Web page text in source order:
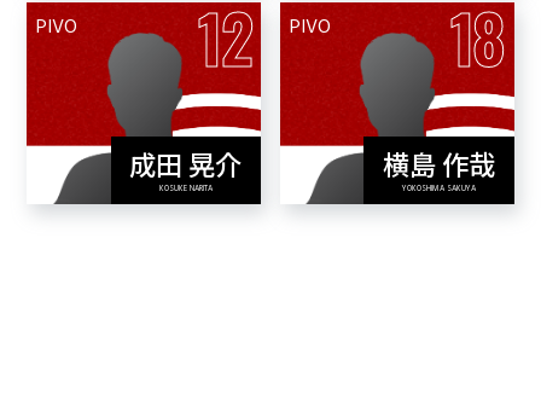
PIVO 12
成田 晃介
KOSUKE NARITA
View Profile
PIVO 18
横島 作哉
YOKOSHIMA SAKUYA
View Profile